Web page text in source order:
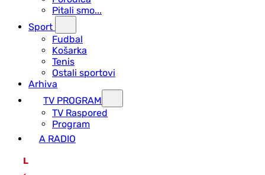
Pitali smo...
Sport
Fudbal
Košarka
Tenis
Ostali sportovi
Arhiva
TV PROGRAM
ТV Raspored
Program
A RADIO
L